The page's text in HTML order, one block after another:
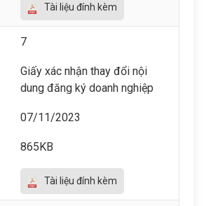
Tài liệu đính kèm
7
Giấy xác nhận thay đổi nội
dung đăng ký doanh nghiệp
07/11/2023
865KB
Tài liệu đính kèm